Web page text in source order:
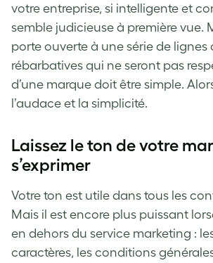
votre entreprise, si intelligente et
semble judicieuse à première vue.
porte ouverte à une série de lignes
rébarbatives qui ne seront pas
d’une marque doit être simple.
l’audace et la simplicité.
Laissez le ton de votre
s’exprimer
Votre ton est utile dans tous les
Mais il est encore plus puissant
en dehors du service marketing :
caractères, les conditions